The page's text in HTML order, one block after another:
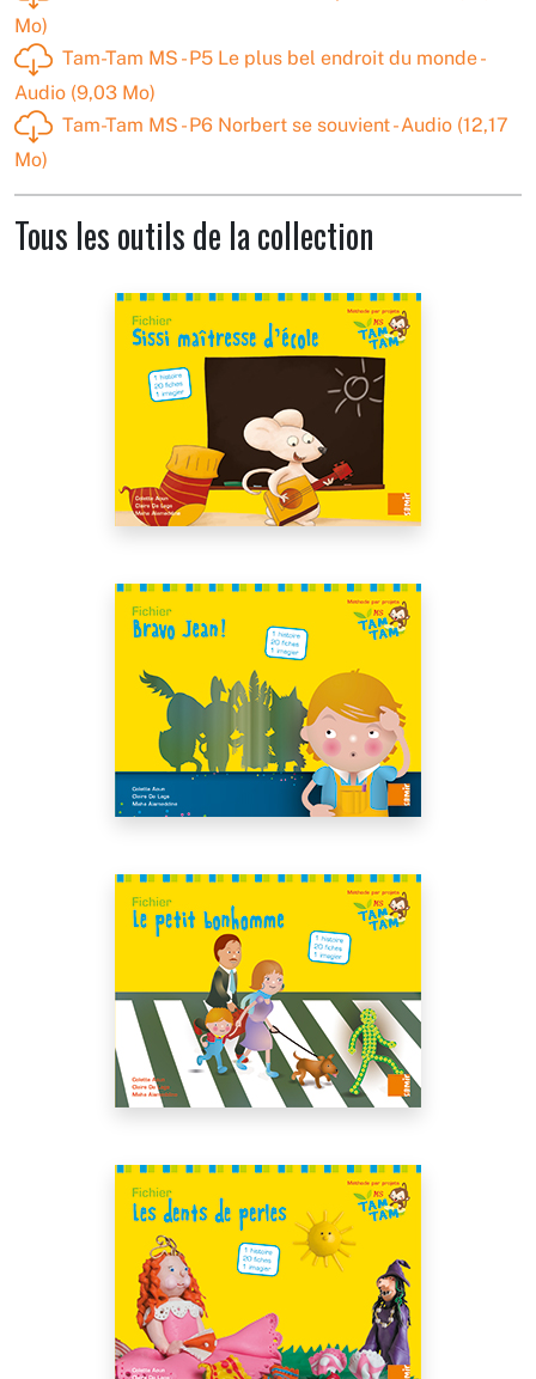
Mo)
Tam-Tam MS - P5 Le plus bel endroit du monde -
Audio (9,03 Mo)
Tam-Tam MS - P6 Norbert se souvient - Audio (12,17
Mo)
Tous les outils de la collection